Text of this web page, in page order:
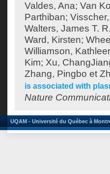
Valdes, Ana; Van
Parthiban;
Walters, James T. R.
Ward, Kirsten;
Williamson,
Kim; Xu,
Zhang, Pingbo et
is associated with
Nature
UQAM - Université du Québec à